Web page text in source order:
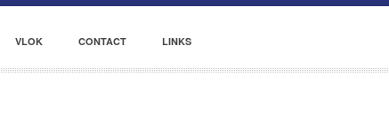
VLOK CONTACT LINKS